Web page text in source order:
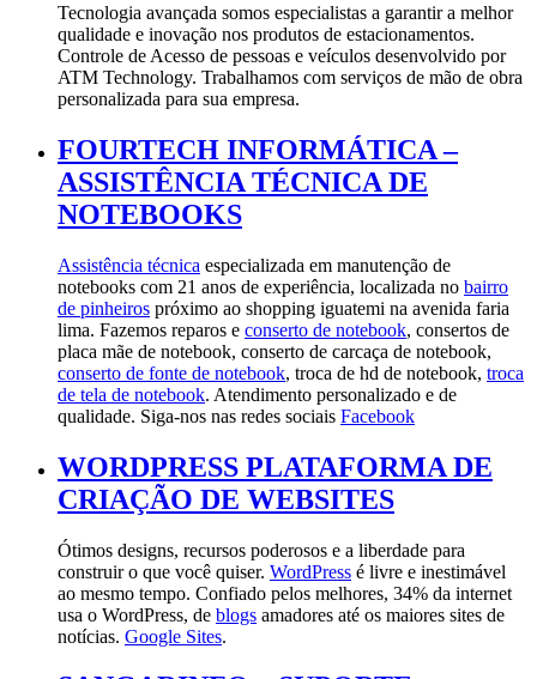
Tecnologia avançada somos especialistas a garantir a melhor
qualidade e inovação nos produtos de estacionamentos.
Controle de Acesso de pessoas e veículos desenvolvido por
ATM Technology. Trabalhamos com serviços de mão de obra
personalizada para sua empresa.
FOURTECH INFORMÁTICA –
ASSISTÊNCIA TÉCNICA DE
NOTEBOOKS
Assistência técnica especializada em manutenção de
notebooks com 21 anos de experiência, localizada no bairro
de pinheiros próximo ao shopping iguatemi na avenida faria
lima. Fazemos reparos e conserto de notebook, consertos de
placa mãe de notebook, conserto de carcaça de notebook,
conserto de fonte de notebook, troca de hd de notebook, troca
de tela de notebook. Atendimento personalizado e de
qualidade. Siga-nos nas redes sociais Facebook
WORDPRESS PLATAFORMA DE
CRIAÇÃO DE WEBSITES
Ótimos designs, recursos poderosos e a liberdade para
construir o que você quiser. WordPress é livre e inestimável
ao mesmo tempo. Confiado pelos melhores, 34% da internet
usa o WordPress, de blogs amadores até os maiores sites de
notícias. Google Sites.